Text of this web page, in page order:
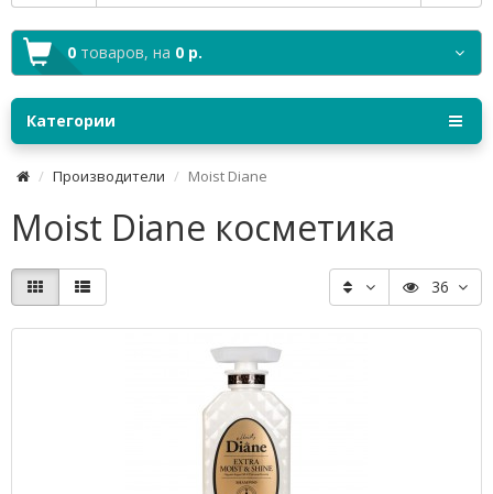
0 товаров, на 0 р.
Категории
Производители Moist Diane
Moist Diane косметика
36